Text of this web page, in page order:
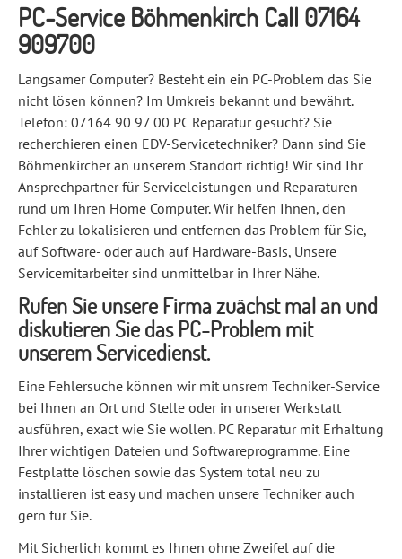
PC-Service Böhmenkirch Call 07164
909700
Langsamer Computer? Besteht ein ein PC-Problem das Sie
nicht lösen können? Im Umkreis bekannt und bewährt.
Telefon: 07164 90 97 00 PC Reparatur gesucht? Sie
recherchieren einen EDV-Servicetechniker? Dann sind Sie
Böhmenkircher an unserem Standort richtig! Wir sind Ihr
Ansprechpartner für Serviceleistungen und Reparaturen
rund um Ihren Home Computer. Wir helfen Ihnen, den
Fehler zu lokalisieren und entfernen das Problem für Sie,
auf Software- oder auch auf Hardware-Basis, Unsere
Servicemitarbeiter sind unmittelbar in Ihrer Nähe.
Rufen Sie unsere Firma zuächst mal an und
diskutieren Sie das PC-Problem mit
unserem Servicedienst.
Eine Fehlersuche können wir mit unsrem Techniker-Service
bei Ihnen an Ort und Stelle oder in unserer Werkstatt
ausführen, exact wie Sie wollen. PC Reparatur mit Erhaltung
Ihrer wichtigen Dateien und Softwareprogramme. Eine
Festplatte löschen sowie das System total neu zu
installieren ist easy und machen unsere Techniker auch
gern für Sie.
Mit Sicherlich kommt es Ihnen ohne Zweifel auf die